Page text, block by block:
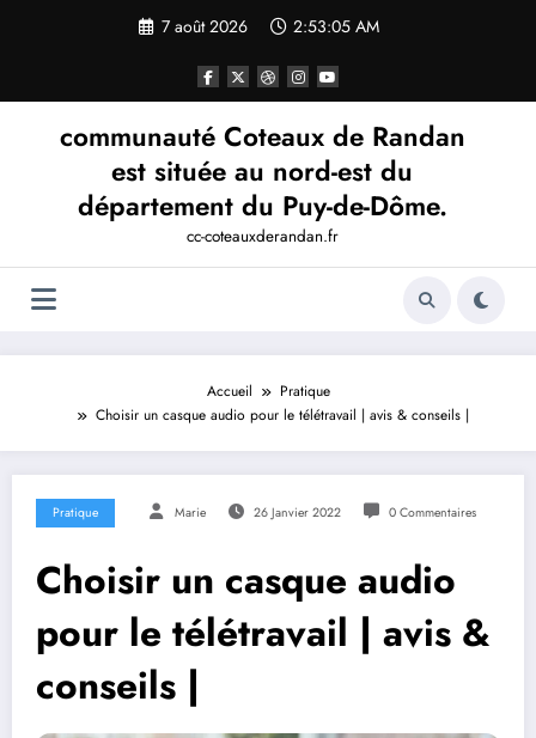
7 août 2026 2:53:06 AM
communauté Coteaux de Randan
est située au nord-est du
département du Puy-de-Dôme.
cc-coteauxderandan.fr
Accueil
Pratique
Choisir un casque audio pour le télétravail | avis & conseils |
Pratique Marie 26 Janvier 2022 0 Commentaires
Choisir un casque audio
pour le télétravail | avis &
conseils |